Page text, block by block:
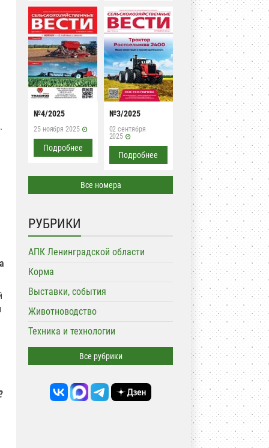
№4/2025
25 ноября 2025
Подробнее
№3/2025
02 сентября
2025
Подробнее
Все номера
РУБРИКИ
АПК Ленинградской области
Корма
Выставки, события
Животноводство
Техника и технологии
Все рубрики